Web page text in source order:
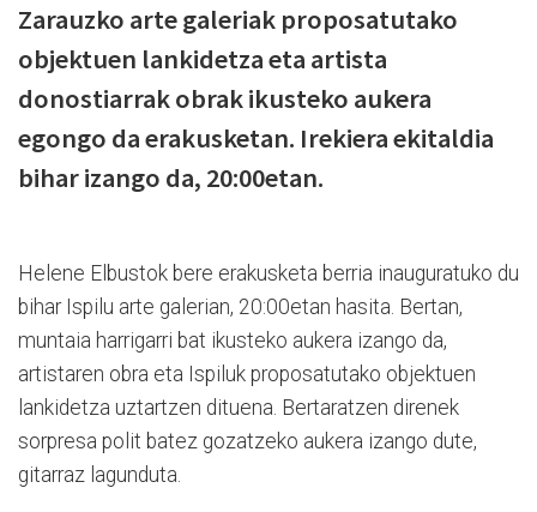
Zarauzko arte galeriak proposatutako
objektuen lankidetza eta artista
donostiarrak obrak ikusteko aukera
egongo da erakusketan. Irekiera ekitaldia
bihar izango da, 20:00etan.
Helene Elbustok bere erakusketa berria inauguratuko du
bihar Ispilu arte galerian, 20:00etan hasita. Bertan,
muntaia harrigarri bat ikusteko aukera izango da,
artistaren obra eta Ispiluk proposatutako objektuen
lankidetza uztartzen dituena. Bertaratzen direnek
sorpresa polit batez gozatzeko aukera izango dute,
gitarraz lagunduta.